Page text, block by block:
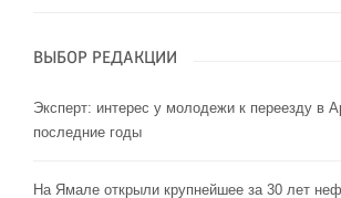
ВЫБОР РЕДАКЦИИ
Эксперт: интерес у молодежи к переезду в
последние годы
На Ямале открыли крупнейшее за 30 лет